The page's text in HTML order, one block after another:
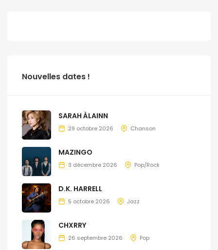
Nouvelles dates !
SARAH ÀLAINN
29 octobre 2026 Chanson
MAZINGO
3 décembre 2026 Pop/Rock
D.K. HARRELL
5 octobre 2026 Jazz
CHXRRY
26 septembre 2026 Pop